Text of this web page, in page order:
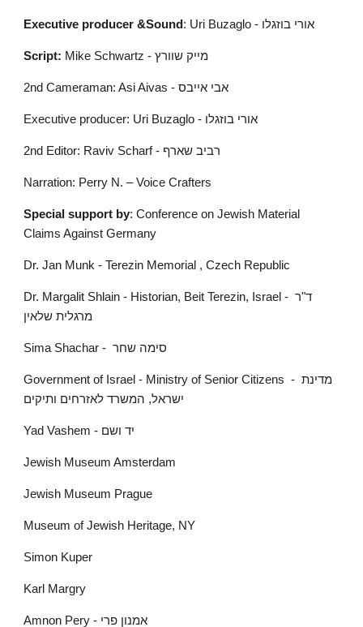
Executive producer &Sound : Uri Buzaglo - אורי בוזגלו
Script: Mike Schwartz - מייק שוורץ
2nd Cameraman: Asi Aivas - אבי אייבס
Executive producer: Uri Buzaglo - אורי בוזגלו
2nd Editor: Raviv Scharf - רביב שארף
Narration: Perry N. – Voice Crafters
Special support by: Conference on Jewish Material
Claims Against Germany
Dr. Jan Munk - Terezin Memorial , Czech Republic
Dr. Margalit Shlain - Historian, Beit Terezin, Israel - ד"ר
מרגלית שלאין
Sima Shachar -  סימה שחר
Government of Israel - Ministry of Senior Citizens  - מדינת
ישראל, המשרד לאזרחים ותיקים
Yad Vashem - יד ושם
Jewish Museum Amsterdam
Jewish Museum Prague
Museum of Jewish Heritage, NY
Simon Kuper
Karl Margry
Amnon Pery - אמנון פרי